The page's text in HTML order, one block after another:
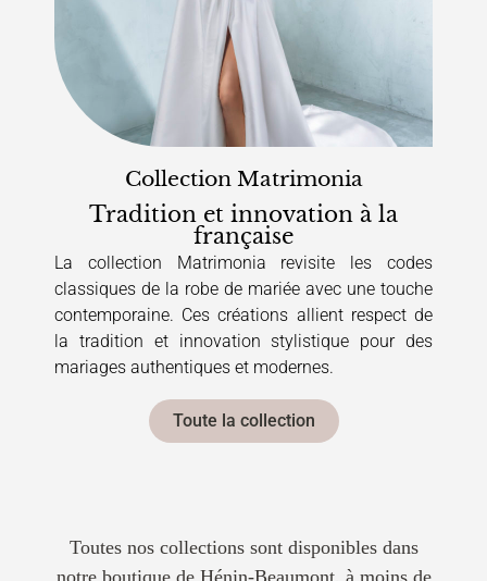
Collection Matrimonia
Tradition et innovation à la
française
La collection Matrimonia revisite les codes
classiques de la robe de mariée avec une touche
contemporaine. Ces créations allient respect de
la tradition et innovation stylistique pour des
mariages authentiques et modernes.
Toute la collection
Toutes nos collections sont disponibles dans